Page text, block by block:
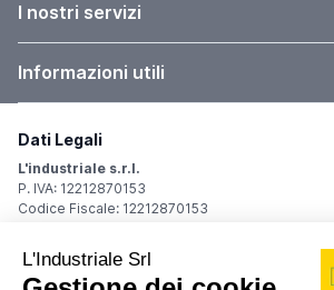
I nostri servizi
Informazioni utili
Dati Legali
L'industriale s.r.l.
P. IVA: 12212870153
Codice Fiscale: 12212870153
Sede Legale
Via Carlo Dolci, 32